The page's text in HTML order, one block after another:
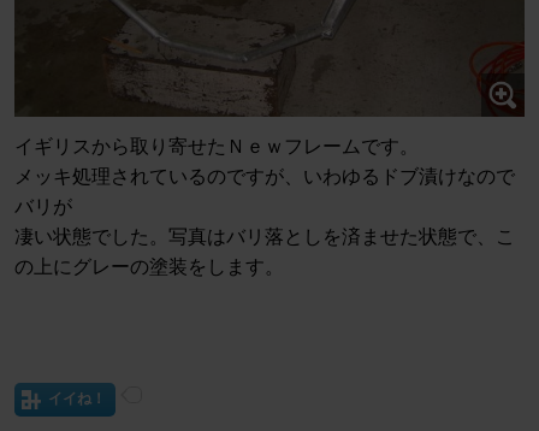
イギリスから取り寄せたＮｅｗフレームです。
メッキ処理されているのですが、いわゆるドブ漬けなので
バリが
凄い状態でした。写真はバリ落としを済ませた状態で、こ
の上にグレーの塗装をします。
イイね！